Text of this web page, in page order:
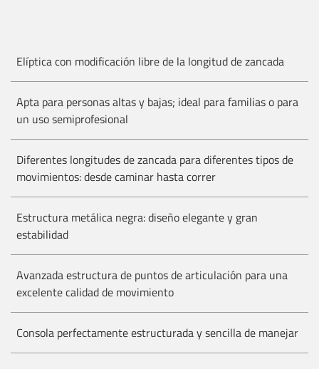
Elíptica con modificación libre de la longitud de zancada
Apta para personas altas y bajas; ideal para familias o para
un uso semiprofesional
Diferentes longitudes de zancada para diferentes tipos de
movimientos: desde caminar hasta correr
Estructura metálica negra: diseño elegante y gran
estabilidad
Avanzada estructura de puntos de articulación para una
excelente calidad de movimiento
Consola perfectamente estructurada y sencilla de manejar